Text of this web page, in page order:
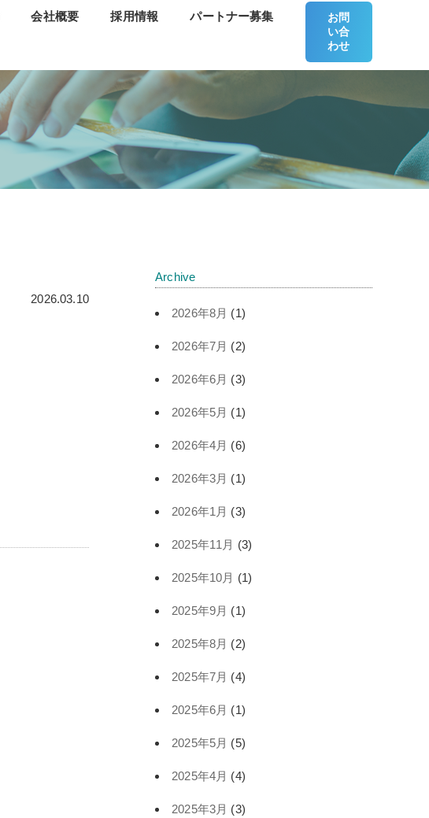
会社概要 採用情報 パートナー募集
お問
い合
わせ
2026.03.10
Archive
2026年8月 (1)
2026年7月 (2)
2026年6月 (3)
2026年5月 (1)
2026年4月 (6)
2026年3月 (1)
2026年1月 (3)
2025年11月 (3)
2025年10月 (1)
2025年9月 (1)
2025年8月 (2)
2025年7月 (4)
2025年6月 (1)
2025年5月 (5)
2025年4月 (4)
2025年3月 (3)